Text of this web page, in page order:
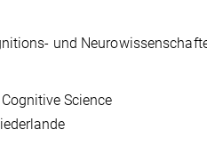
und
Science